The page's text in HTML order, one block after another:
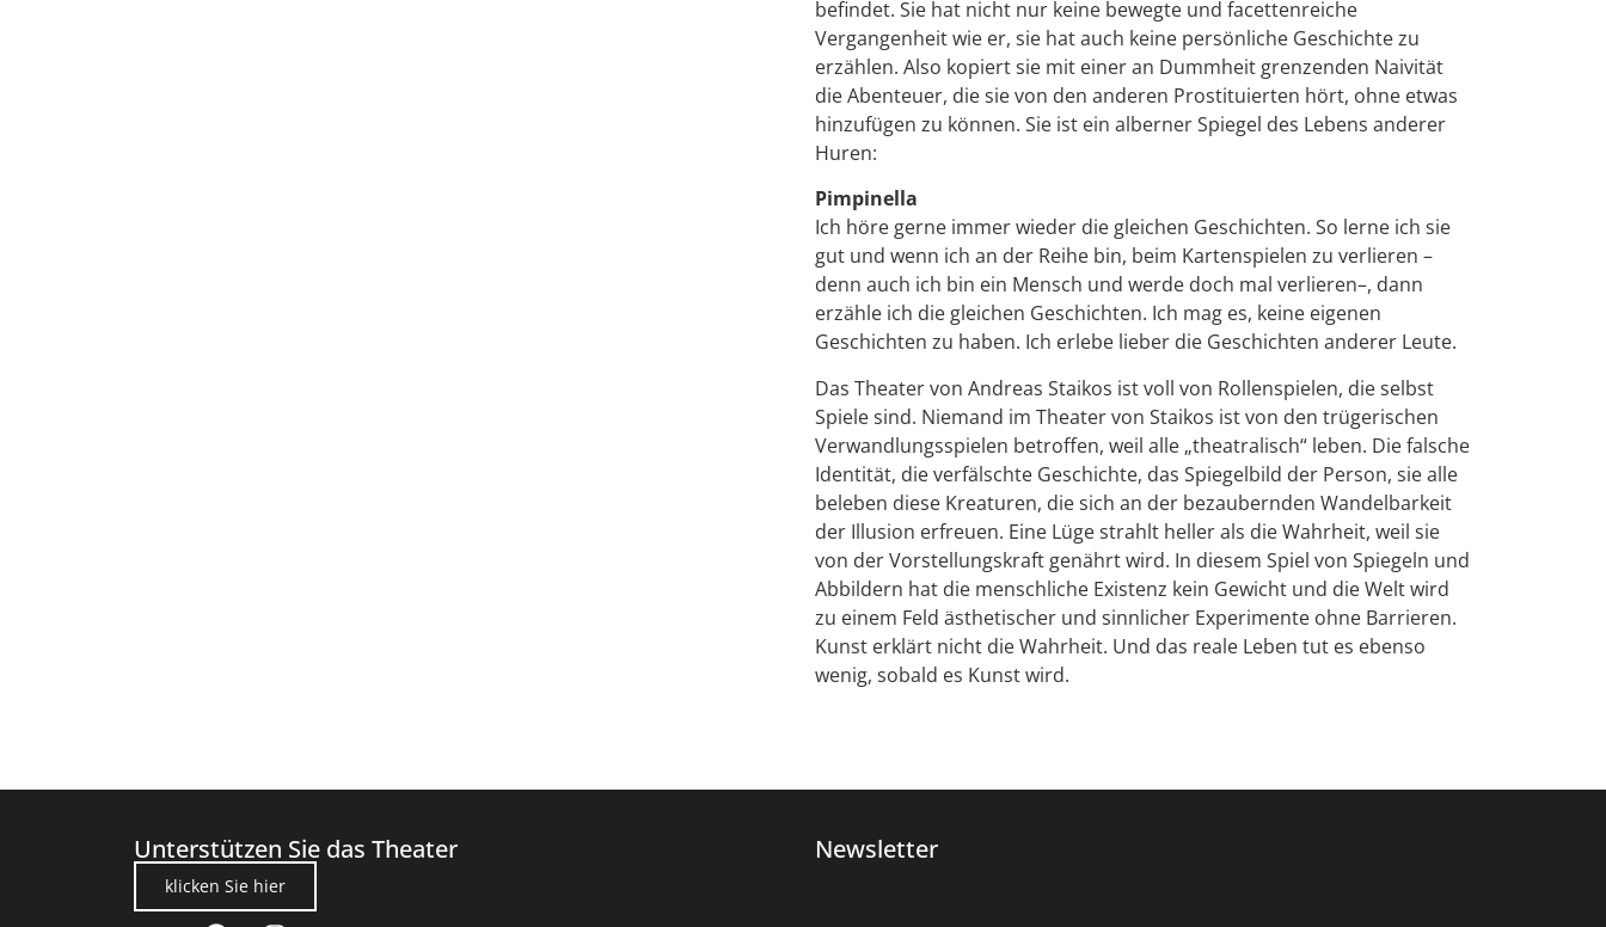
befindet. Sie hat nicht nur keine bewegte und facettenreiche
Vergangenheit wie er, sie hat auch keine persönliche Geschichte zu
erzählen. Also kopiert sie mit einer an Dummheit grenzenden Naivität
die Abenteuer, die sie von den anderen Prostituierten hört, ohne etwas
hinzufügen zu können. Sie ist ein alberner Spiegel des Lebens anderer
Huren:
Pimpinella
Ich höre gerne immer wieder die gleichen Geschichten. So lerne ich sie
gut und wenn ich an der Reihe bin, beim Kartenspielen zu verlieren –
denn auch ich bin ein Mensch und werde doch mal verlieren–, dann
erzähle ich die gleichen Geschichten. Ich mag es, keine eigenen
Geschichten zu haben. Ich erlebe lieber die Geschichten anderer Leute.
Das Theater von Andreas Staikos ist voll von Rollenspielen, die selbst
Spiele sind. Niemand im Theater von Staikos ist von den trügerischen
Verwandlungsspielen betroffen, weil alle „theatralisch“ leben. Die falsche
Identität, die verfälschte Geschichte, das Spiegelbild der Person, sie alle
beleben diese Kreaturen, die sich an der bezaubernden Wandelbarkeit
der Illusion erfreuen. Eine Lüge strahlt heller als die Wahrheit, weil sie
von der Vorstellungskraft genährt wird. In diesem Spiel von Spiegeln und
Abbildern hat die menschliche Existenz kein Gewicht und die Welt wird
zu einem Feld ästhetischer und sinnlicher Experimente ohne Barrieren.
Kunst erklärt nicht die Wahrheit. Und das reale Leben tut es ebenso
wenig, sobald es Kunst wird.
Unterstützen Sie das Theater
klicken Sie hier
Newsletter